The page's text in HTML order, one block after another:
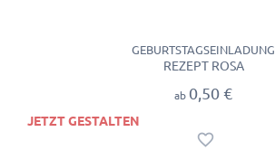
GEBURTSTAGSEINLADUNG
REZEPT ROSA
ab 0,50 €
JETZT GESTALTEN